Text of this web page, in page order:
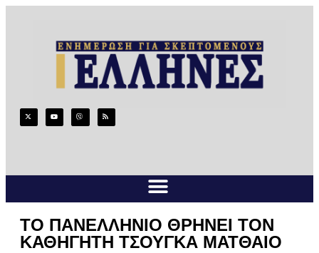
ΤΟ ΠΑΝΕΛΛΗΝΙΟ ΘΡΗΝΕΙ ΤΟΝ
ΚΑΘΗΓΗΤΗ ΤΣΟΥΓΚΑ ΜΑΤΘΑΙΟ